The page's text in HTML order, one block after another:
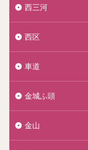
西三河
西区
車道
金城ふ頭
金山